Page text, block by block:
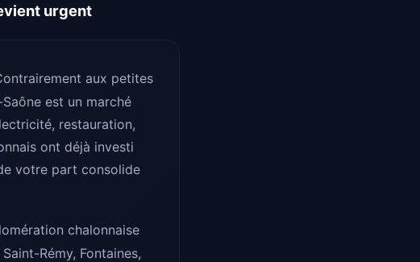
urgent
aux petites
est un marché
restauration,
ont déjà investi
votre part consolide
chalonnaise
Rémy, Fontaines,